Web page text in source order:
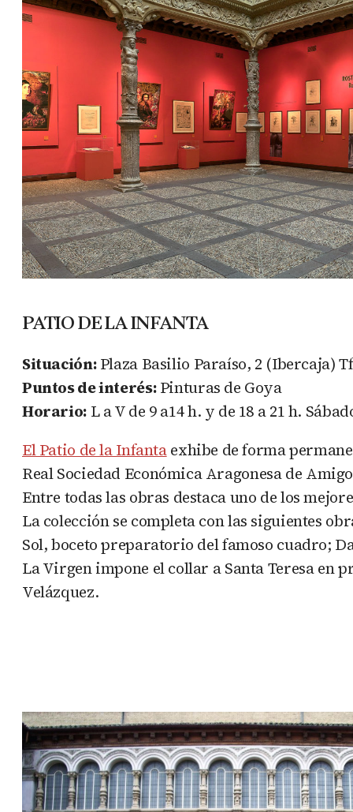
PATIO DE LA INFANTA
Situación:Plaza Basilio Paraíso, 2 (Ibercaja)
Puntos de interés:Pinturas de Goya
Horario:L a V de 9 a14 h. y de 18 a 21 h.
El Patio de la Infantaexhibe de forma
Real Sociedad Económica Aragonesa de
Entre todas las obras destaca uno de los
La colección se completa con las siguientes
Sol, boceto preparatorio del famoso cuadro;
La Virgen impone el collar a Santa Teresa en
Velázquez.